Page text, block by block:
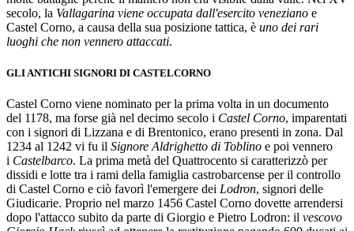
secolo, la Vallagarina viene occupata dall'esercito veneziano e
Castel Corno, a causa della sua posizione tattica, è uno dei rari
luoghi che non vennero attaccati.
GLI ANTICHI SIGNORI DI CASTELCORNO
Castel Corno viene nominato per la prima volta in un documento
del 1178, ma forse già nel decimo secolo i Castel Corno, imparentati
con i signori di Lizzana e di Brentonico, erano presenti in zona. Dal
1234 al 1242 vi fu il Signore Aldrighetto di Toblino e poi vennero
i Castelbarco. La prima metà del Quattrocento si caratterizzò per
dissidi e lotte tra i rami della famiglia castrobarcense per il controllo
di Castel Corno e ciò favorì l'emergere dei Lodron, signori delle
Giudicarie. Proprio nel marzo 1456 Castel Corno dovette arrendersi
dopo l'attacco subito da parte di Giorgio e Pietro Lodron: il vescovo